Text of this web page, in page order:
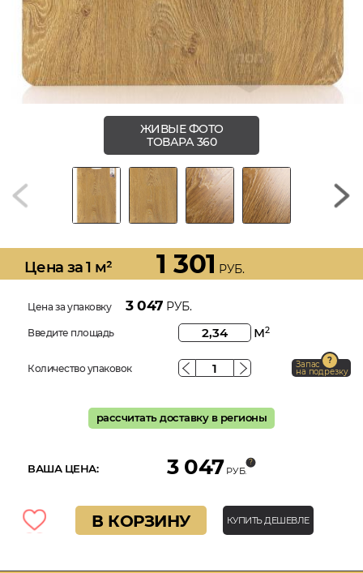
ЖИВЫЕ ФОТО
ТОВАРА 360
Цена за 1 м² 1 301 РУБ.
Цена за упаковку 3 047 РУБ.
Введите площадь м2
Количество упаковок Запас
на подрезку
рассчитать доставку в регионы
ВАША ЦЕНА: 3 047 РУБ.
В КОРЗИНУ КУПИТЬ ДЕШЕВЛЕ